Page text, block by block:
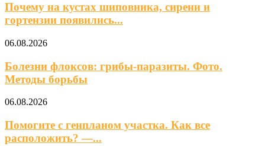
Почему на кустах шиповника, сирени и
гортензии появились...
06.08.2026
Болезни флоксов: грибы-паразиты. Фото.
Методы борьбы
06.08.2026
Помогите с генпланом участка. Как все
расположить? —...